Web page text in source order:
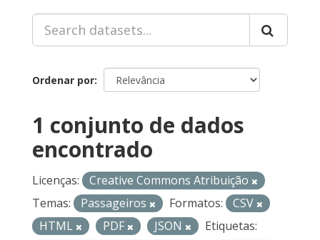
Ordenar por
1 conjunto de dados
encontrado
Licenças:
Creative Commons Atribuição
Temas:
Passageiros Formatos:
CSV
HTML
PDF JSON
Etiquetas: